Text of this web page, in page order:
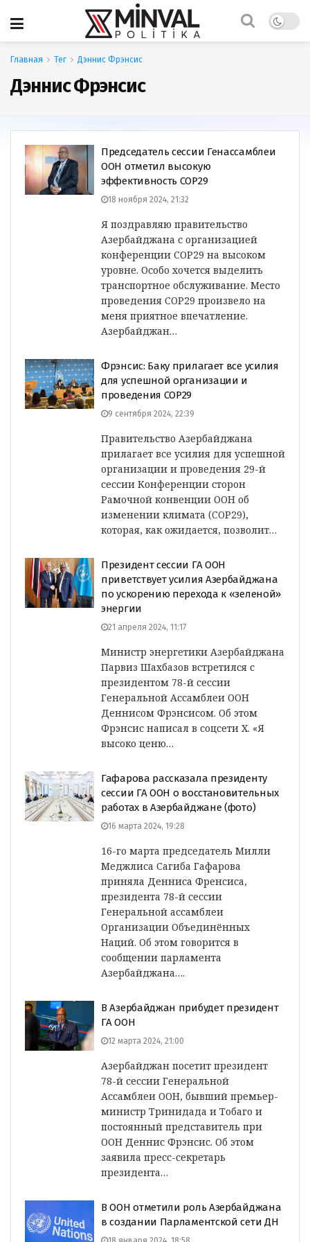
Главная Тег Дэннис Фрэнсис
Дэннис Фрэнсис
Председатель сессии Генассамблеи
ООН отметил высокую
эффективность СОР29
18 ноября 2024, 21:32
Я поздравляю правительство
Азербайджана с организацией
конференции СОР29 на высоком
уровне. Особо хочется выделить
транспортное обслуживание. Место
проведения СОР29 произвело на
меня приятное впечатление.
Азербайджан…
Фрэнсис: Баку прилагает все усилия
для успешной организации и
проведения COP29
9 сентября 2024, 22:39
Правительство Азербайджана
прилагает все усилия для успешной
организации и проведения 29-й
сессии Конференции сторон
Рамочной конвенции ООН об
изменении климата (COP29),
которая, как ожидается, позволит…
Президент сессии ГА ООН
приветствует усилия Азербайджана
по ускорению перехода к «зеленой»
энергии
21 апреля 2024, 11:17
Министр энергетики Азербайджана
Парвиз Шахбазов встретился с
президентом 78-й сессии
Генеральной Ассамблеи ООН
Деннисом Фрэнсисом. Об этом
Фрэнсис написал в соцсети Х. «Я
высоко ценю…
Гафарова рассказала президенту
сессии ГА ООН о восстановительных
работах в Азербайджане (фото)
16 марта 2024, 19:28
16-го марта председатель Милли
Меджлиса Сагиба Гафарова
приняла Денниса Френсиса,
президента 78-й сессии
Генеральной ассамблеи
Организации Объединённых
Наций. Об этом говорится в
сообщении парламента
Азербайджана….
В Азербайджан прибудет президент
ГА ООН
12 марта 2024, 21:00
Азербайджан посетит президент
78-й сессии Генеральной
Ассамблеи ООН, бывший премьер-
министр Тринидада и Тобаго и
постоянный представитель при
ООН Деннис Фрэнсис. Об этом
заявила пресс-секретарь
президента…
В ООН отметили роль Азербайджана
в создании Парламентской сети ДН